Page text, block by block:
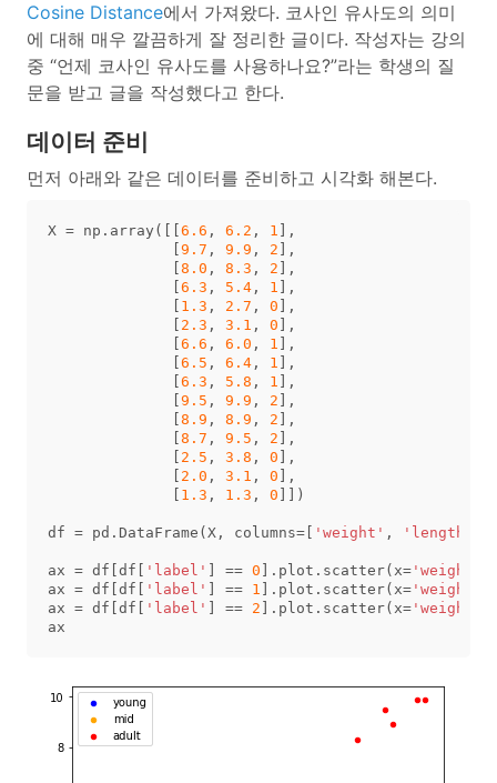
Cosine Distance에서 가져왔다. 코사인 유사도의 의미
에 대해 매우 깔끔하게 잘 정리한 글이다. 작성자는 강의
중 “언제 코사인 유사도를 사용하나요?”라는 학생의 질
문을 받고 글을 작성했다고 한다.
데이터 준비
먼저 아래와 같은 데이터를 준비하고 시각화 해본다.
X = np . array ([[6.6 , 6.2 , 1
],
[9.7 , 9.9 , 2 ],
[8.0 , 8.3 , 2 ],
[6.3 , 5.4 , 1
],
1.3 , 2.7 , 0 ],
2.3 , 3.1 , 0 ],
[6.6 , 6.0 , 1
],
[6.5 , 6.4 , 1
],
[6.3 , 5.8 , 1
],
[9.5 , 9.9 , 2 ],
[8.9 , 8.9 , 2 ],
[8.7 , 9.5 , 2 ],
2.5 , 3.8 , 0 ],
2.0 , 3.1 , 0 ],
1.3 , 1.3 , 0 ]])
df = pd . DataFrame (X , columns= 'weight' , 'length'
ax = df [df 'label' == 0 ]. plot . scatter( x= 'weight'
ax
= df [df 'label' == 1 ]. plot . scatter( x= 'weight'
ax
= df [df 'label' == 2 ]. plot . scatter( x= 'weight'
ax